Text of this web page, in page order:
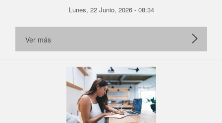
Lunes, 22 Junio, 2026 - 08:34
Ver más